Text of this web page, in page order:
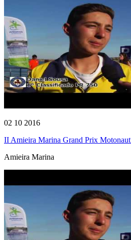
02 10 2016
II Amieira Marina Grand Prix
Amieira Marina